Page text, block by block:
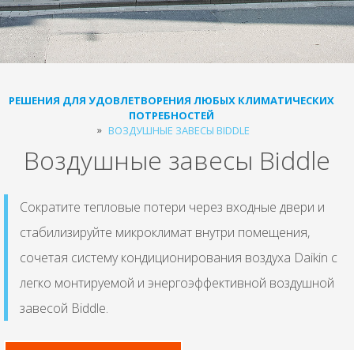
РЕШЕНИЯ ДЛЯ УДОВЛЕТВОРЕНИЯ ЛЮБЫХ КЛИМАТИЧЕСКИХ
ПОТРЕБНОСТЕЙ
ВОЗДУШНЫЕ ЗАВЕСЫ BIDDLE
Воздушные завесы Biddle
Сократите тепловые потери через входные двери и
стабилизируйте микроклимат внутри помещения,
сочетая систему кондиционирования воздуха Daikin с
легко монтируемой и энергоэффективной воздушной
завесой Biddle.